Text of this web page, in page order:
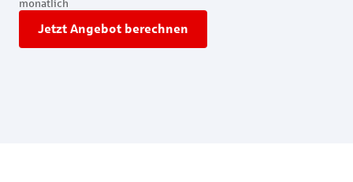
monatlich
Jetzt Angebot berechnen